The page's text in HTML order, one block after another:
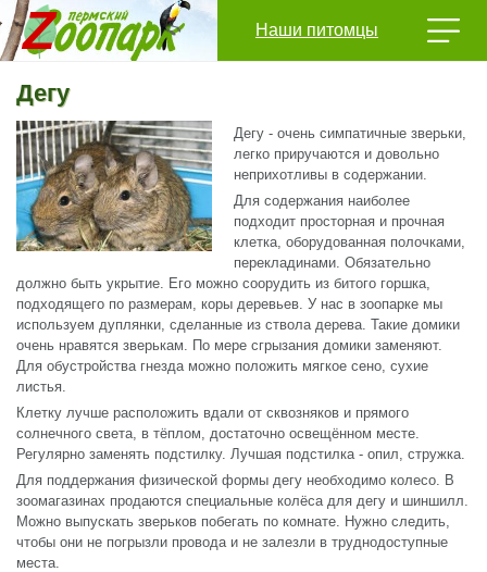
Наши питомцы
Дегу
Дегу - очень симпатичные зверьки,
легко приручаются и довольно
неприхотливы в содержании.
Для содержания наиболее
подходит просторная и прочная
клетка, оборудованная полочками,
перекладинами. Обязательно
должно быть укрытие. Его можно соорудить из битого горшка,
подходящего по размерам, коры деревьев. У нас в зоопарке мы
используем дуплянки, сделанные из ствола дерева. Такие домики
очень нравятся зверькам. По мере сгрызания домики заменяют.
Для обустройства гнезда можно положить мягкое сено, сухие
листья.
Клетку лучше расположить вдали от сквозняков и прямого
солнечного света, в тёплом, достаточно освещённом месте.
Регулярно заменять подстилку. Лучшая подстилка - опил, стружка.
Для поддержания физической формы дегу необходимо колесо. В
зоомагазинах продаются специальные колёса для дегу и шиншилл.
Можно выпускать зверьков побегать по комнате. Нужно следить,
чтобы они не погрызли провода и не залезли в труднодоступные
места.